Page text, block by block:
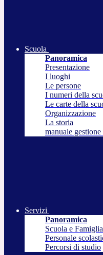
Scuola
Panoramica
Presentazione
I luoghi
Le persone
I numeri della
Le carte della
Organizzazione
La storia
manuale
Servizi
Panoramica
Scuola e Famiglia
Personale
Percorsi di studio